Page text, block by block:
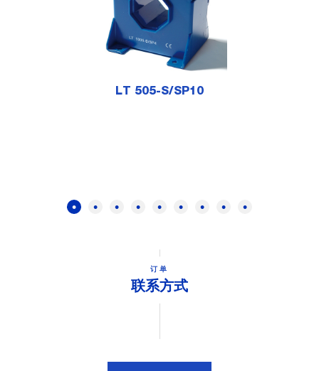
LT 505-S/SP10
订单
联系方式